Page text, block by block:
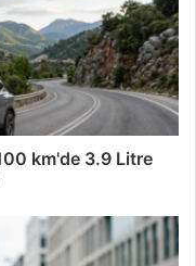
km'de 3.9 Litre